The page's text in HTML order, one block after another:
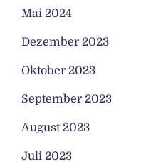
Mai 2024
Dezember 2023
Oktober 2023
September 2023
August 2023
Juli 2023